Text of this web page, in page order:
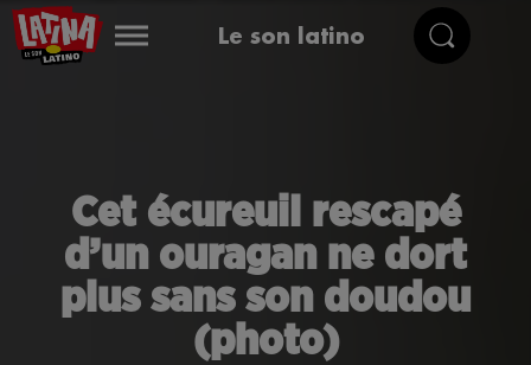
Le son latino
Cet écureuil rescapé
d’un ouragan ne dort
plus sans son doudou
(photo)